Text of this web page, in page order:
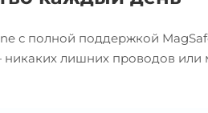
с полной поддержкой
лишних проводов